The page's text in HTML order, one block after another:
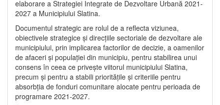
elaborare a Strategiei Integrate de Dezvoltare Urbană 2021‐
2027 a Municipiului Slatina.
Documentul strategic are rolul de a reflecta viziunea,
obiectivele strategice și direcțiile sectoriale de dezvoltare ale
municipiului, prin implicarea factorilor de decizie, a oamenilor
de afaceri și populației din municipiu, pentru stabilirea unui
consens în ceea ce privește viitorul municipiului Slatina,
precum și pentru a stabili prioritățile și criteriile pentru
absorbția de fonduri comunitare alocate pentru perioada de
programare 2021-2027.